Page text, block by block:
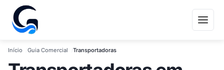
Início Guia Comercial Transportadoras